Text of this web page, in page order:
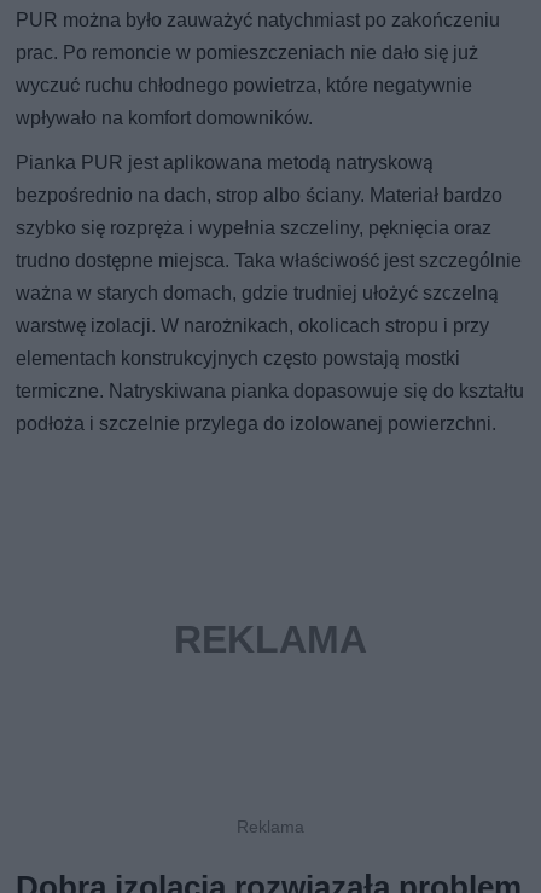
PUR można było zauważyć natychmiast po zakończeniu
prac. Po remoncie w pomieszczeniach nie dało się już
wyczuć ruchu chłodnego powietrza, które negatywnie
wpływało na komfort domowników.
Pianka PUR jest aplikowana metodą natryskową
bezpośrednio na dach, strop albo ściany. Materiał bardzo
szybko się rozpręża i wypełnia szczeliny, pęknięcia oraz
trudno dostępne miejsca. Taka właściwość jest szczególnie
ważna w starych domach, gdzie trudniej ułożyć szczelną
warstwę izolacji. W narożnikach, okolicach stropu i przy
elementach konstrukcyjnych często powstają mostki
termiczne. Natryskiwana pianka dopasowuje się do kształtu
podłoża i szczelnie przylega do izolowanej powierzchni.